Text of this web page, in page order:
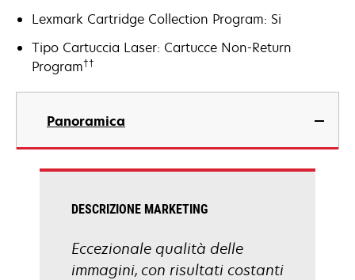
Lexmark Cartridge Collection Program: Si
Tipo Cartuccia Laser: Cartucce Non-Return
Program††
Panoramica
DESCRIZIONE MARKETING
Eccezionale qualità delle
immagini, con risultati costanti